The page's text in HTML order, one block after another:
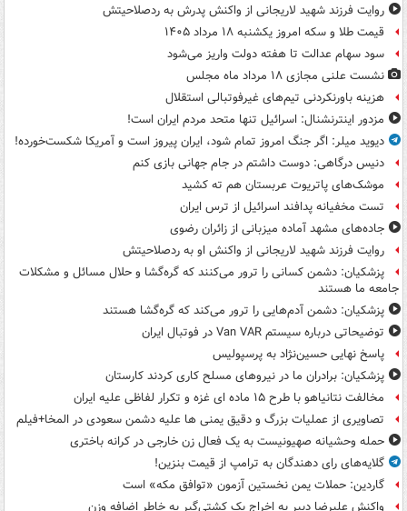
روایت فرزند شهید لاریجانی از واکنش پدرش به ردصلاحیتش
قیمت طلا و سکه امروز یکشنبه ۱۸ مرداد ۱۴۰۵
سود سهام عدالت تا هفته دولت واریز می‌شود
نشست علنی مجازی ۱۸ مرداد ماه مجلس
هزینه باورنکردنی تیم‌های غیرفوتبالی استقلال
مزدور اینترنشنال: اسرائیل تنها متحد مردم ایران است!
دیوید میلر: اگر جنگ امروز تمام شود، ایران پیروز است و آمریکا شکست‌خورده!
دنیس درگاهی: دوست داشتم در جام جهانی بازی کنم
موشک‌های پاتریوت عربستان هم ته‌ کشید
تست مخفیانه پدافند اسرائیل از ترس ایران
جاده‌های مشهد آماده میزبانی از زائران رضوی
روایت فرزند شهید لاریجانی از واکنش او به ردصلاحیتش
پزشکیان: دشمن کسانی را ترور می‌کنند که گره‌گشا و حلال مسائل و مشکلات
جامعه ما هستند
پزشکیان: دشمن آدم‌هایی را ترور می‌کند که گره‌گشا هستند
توضیحاتی درباره سیستم Van VAR در فوتبال ایران
پاسخ نهایی حسین‌نژاد به پرسپولیس
پزشکیان: برادران ما در نیروهای مسلح کاری کردند کارستان
مخالفت نتانیاهو با طرح ۱۵ ماده ای غزه و تکرار لفاظی علیه ایران
تصاویری از عملیات بزرگ و دقیق یمنی ها علیه دشمن سعودی در المخا+فیلم
حمله وحشیانه صهیونیست به یک فعال زن خارجی در کرانه باختری
گلایه‌های رای دهندگان به ترامپ از قیمت بنزین!
گاردین: حملات یمن نخستین آزمون «توافق مکه» است
واکنش علیرضا دبیر به اخراج یک کشتی‌گیر به خاطر اضافه وزن